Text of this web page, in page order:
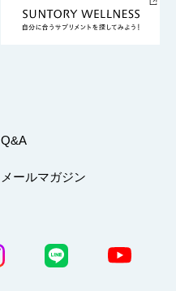
Q&A
メールマガジン